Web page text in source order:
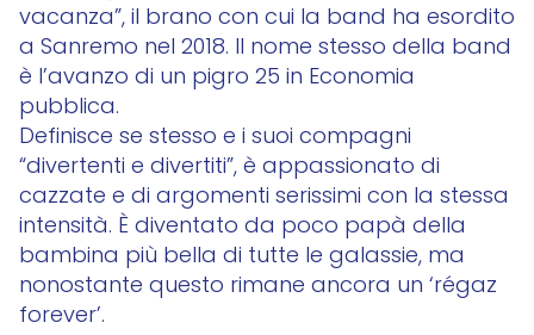
vacanza”, il brano con cui la band ha esordito
a Sanremo nel 2018. Il nome stesso della band
è l’avanzo di un pigro 25 in Economia
pubblica.
Definisce se stesso e i suoi compagni
“divertenti e divertiti”, è appassionato di
cazzate e di argomenti serissimi con la stessa
intensità. È diventato da poco papà della
bambina più bella di tutte le galassie, ma
nonostante questo rimane ancora un ‘régaz
forever’.